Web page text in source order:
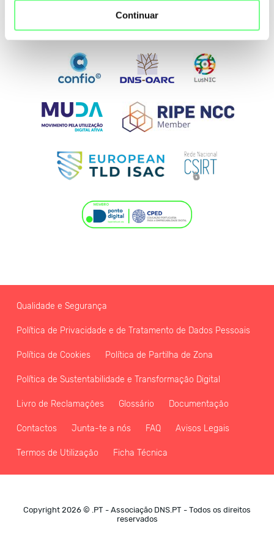
Continuar
Qualidade e Segurança
Política de Privacidade e de Tratamento de Dados Pessoais
Política de Cookies Política de Partilha de Zona
Política de Sustentabilidade e Transformação Digital
Livro de Reclamações Glossário Documentação
Contactos Junta-te a nós FAQ Avisos Legais
Termos de Utilização Ficha Técnica
Copyright 2026 © .PT - Associação DNS.PT - Todos os direitos
reservados